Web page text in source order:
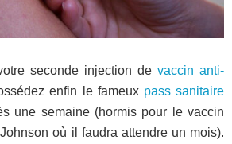
seconde injection de vaccin anti-
enfin le fameux pass sanitaire
une semaine (hormis pour le vaccin
où il faudra attendre un mois).